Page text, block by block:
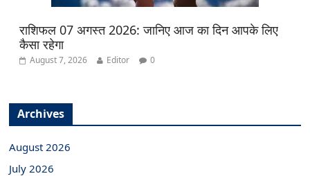
राशिफल 07 अगस्त 2026: जानिए आज का दिन आपके लिए
कैसा रहेगा
August 7, 2026 Editor 0
Archives
August 2026
July 2026